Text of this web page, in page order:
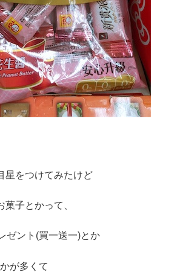
星をつけてみたけど
子とかって、
ゼント(買一送一)とか
が多くて